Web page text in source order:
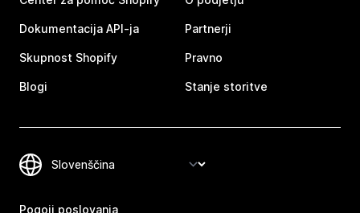
Dokumentacija API-ja
Skupnost Shopify
Blogi
Partnerji
Pravno
Stanje storitve
Pogoji poslovanja